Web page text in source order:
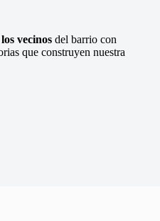
vecinos del barrio con
que construyen nuestra